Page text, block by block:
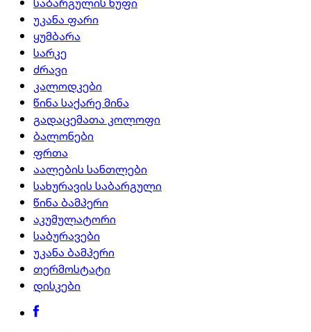
უკანა ფარი
ყუმბარა
სარკე
ძრავი
კალოდკები
წინა საქარე მინა
გადაცემათა კოლოფი
ბალონები
ფრთა
აალების სანთლები
სახურავის საბარგული
წინა ბამპერი
აკუმულატორი
საბურავები
უკანა ბამპერი
თერმოსტატი
დისკები